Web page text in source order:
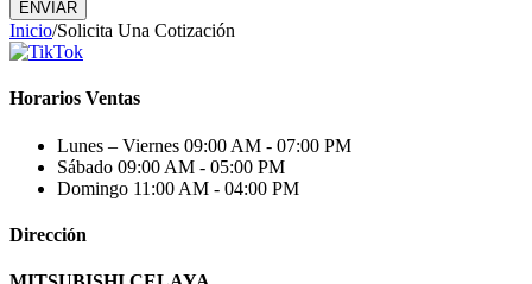
Inicio/Solicita Una Cotización
Horarios Ventas
Lunes – Viernes 09:00 AM - 07:00 PM
Sábado 09:00 AM - 05:00 PM
Domingo 11:00 AM - 04:00 PM
Dirección